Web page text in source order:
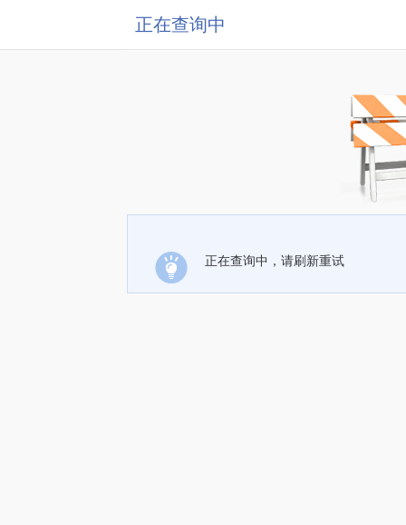
正在查询中
正在查询中，请刷新重试